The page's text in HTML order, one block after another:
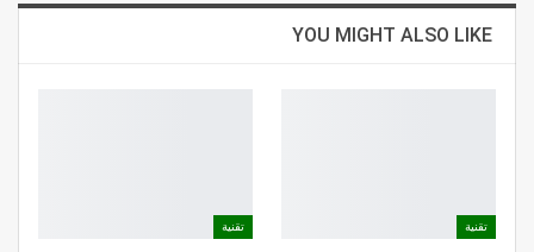
YOU MIGHT ALSO LIKE
تقنية تقنية